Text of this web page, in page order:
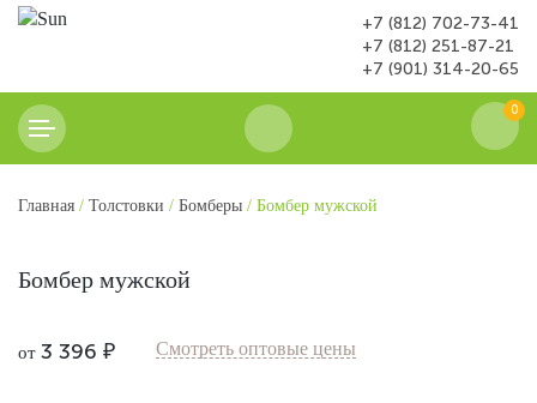
+7 (812) 702-73-41
+7 (812) 251-87-21
+7 (901) 314-20-65
0
Главная / Толстовки / Бомберы / Бомбер мужской
Бомбер мужской
от 3 396 ₽ Смотреть оптовые цены